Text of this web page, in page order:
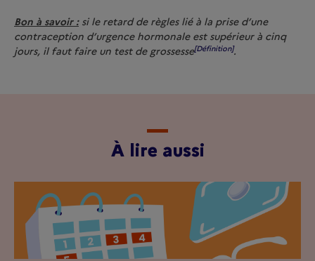
Bon à savoir :si le retard de règles lié à la prise d’une
contraception d’urgence hormonale est supérieur à cinq
jours, il faut faire un test de grossesse[Définition].
À lire aussi